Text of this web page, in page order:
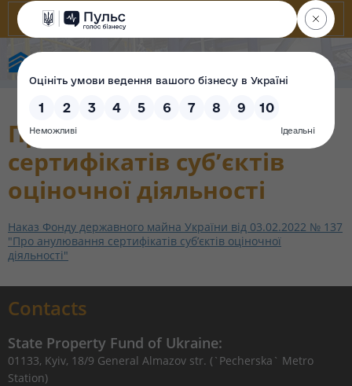
Про анулювання
сертифікатів суб’єктів
оціночної діяльності
Наказ Фонду державного майна України від 03.02.2022 № 137
"Про анулювання сертифікатів суб’єктів оціночної
діяльності"
Contacts
State Property Fund of Ukraine:
01133, Kyiv, 18/9 General Almazov str. (`Pecherska` Metro
Station)